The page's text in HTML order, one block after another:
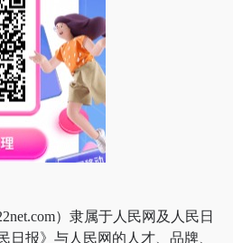
）隶属于人民网及人民日
日报》与人民网的人才、品牌、